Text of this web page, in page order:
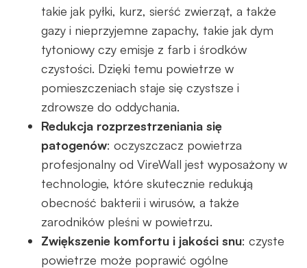
takie jak pyłki, kurz, sierść zwierząt, a także
gazy i nieprzyjemne zapachy, takie jak dym
tytoniowy czy emisje z farb i środków
czystości. Dzięki temu powietrze w
pomieszczeniach staje się czystsze i
zdrowsze do oddychania.
Redukcja rozprzestrzeniania się
patogenów: oczyszczacz powietrza
profesjonalny od VireWall jest wyposażony w
technologie, które skutecznie redukują
obecność bakterii i wirusów, a także
zarodników pleśni w powietrzu.
Zwiększenie komfortu i jakości snu: czyste
powietrze może poprawić ogólne